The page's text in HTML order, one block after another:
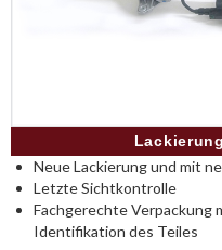
Neue Lackierung und mit
Letzte Sichtkontrolle
Fachgerechte Verpackung
Identifikation des Teiles